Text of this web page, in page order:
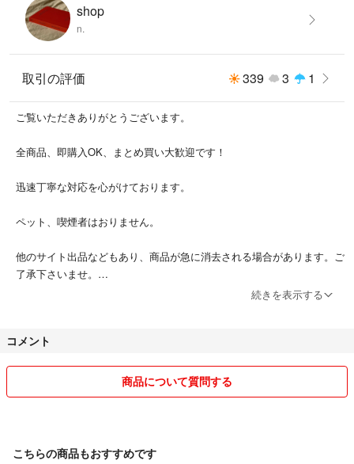
shop
n.
取引の評価 339 3 1
ご覧いただきありがとうございます。
全商品、即購入OK、まとめ買い大歓迎です！
迅速丁寧な対応を心がけております。
ペット、喫煙者はおりません。
他のサイト出品などもあり、商品が急に消去される場合があります。ご
了承下さいませ。
続きを表示する
コメント
商品について質問する
こちらの商品もおすすめです